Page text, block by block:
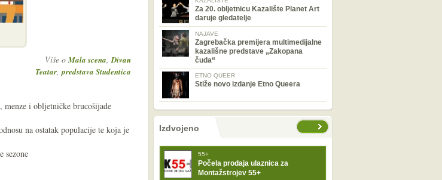
Više oMala scena,Divan
Teatar,predstava Studentica
i obljetničke brucošijade
na ostatak populacije te koja je
sezone
Za 20. obljetnicu Kazalište Planet Art
daruje gledatelje
NAJAVE
Zagrebačka premijera multimedijalne
kazališne predstave „Zakopana
čuda“
ETNO QUEER
Stiže novo izdanje Etno Queera
nema prethodne stranice
sljedećeIzdvojeno
55+
Počela prodaja ulaznica za
Montažstrojev 55+